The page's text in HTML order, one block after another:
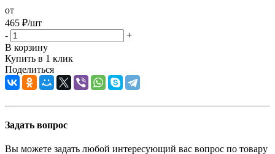
от
465 ₽/шт
-
+
В корзину
Купить в 1 клик
Поделиться
Задать вопрос
Вы можете задать любой интересующий вас вопрос по товару